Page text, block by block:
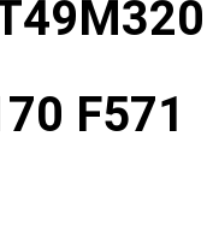
F571